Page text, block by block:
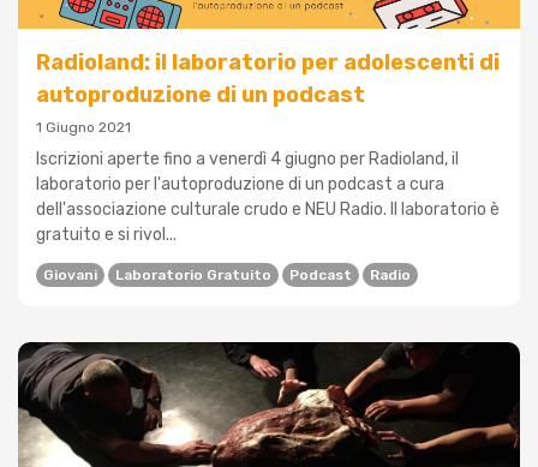
Radioland: il laboratorio per adolescenti di
autoproduzione di un podcast
1 Giugno 2021
Iscrizioni aperte fino a venerdì 4 giugno per Radioland, il
laboratorio per l'autoproduzione di un podcast a cura
dell'associazione culturale crudo e NEU Radio. Il laboratorio è
gratuito e si rivol...
Giovani Laboratorio Gratuito Podcast Radio